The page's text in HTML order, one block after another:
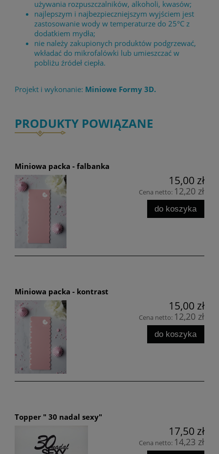
używania rozpuszczalników, alkoholi, kwasów;
najlepszym i najbezpieczniejszym wyjściem jest
zastosowanie wody w temperaturze do 25°C z
dodatkiem mydła;
nie należy zakupionych produktów podgrzewać,
wkładać do mikrofalówki lub umieszczać w
pobliżu źródeł ciepła.
Projekt i wykonanie: Miniowe Formy 3D.
PRODUKTY POWIĄZANE
Miniowa packa - falbanka
15,00 zł
Cena netto: 12,20 zł
do koszyka
Miniowa packa - kontrast
15,00 zł
Cena netto: 12,20 zł
do koszyka
Topper " 30 nadal sexy"
17,50 zł
Cena netto: 14,23 zł